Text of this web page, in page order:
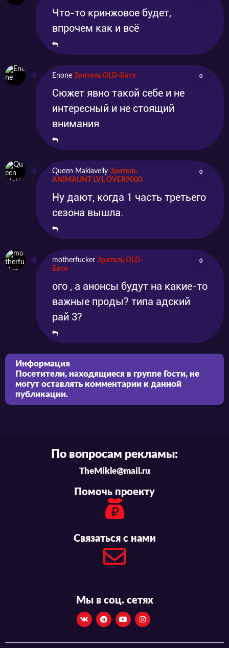
Что-то кринжовое будет,
впрочем как и всё
Enone Зритель OLD-Батя 0
Сюжет явно такой себе и не
интересный и не стоящий
внимания
Queen Makiavelly Зритель
ANIMAUNT LVL OVER9000
0
Ну дают, когда 1 часть третьего
сезона вышла.
motherfucker Зритель OLD-
Батя
0
ого , а анонсы будут на какие-то
важные проды? типа адский
рай 3?
Информация
Посетители, находящиеся в группе Гости, не
могут оставлять комментарии к данной
публикации.
По вопросам рекламы:
TheMikle@mail.ru
Помочь проекту
Связаться с нами
Мы в соц. сетях